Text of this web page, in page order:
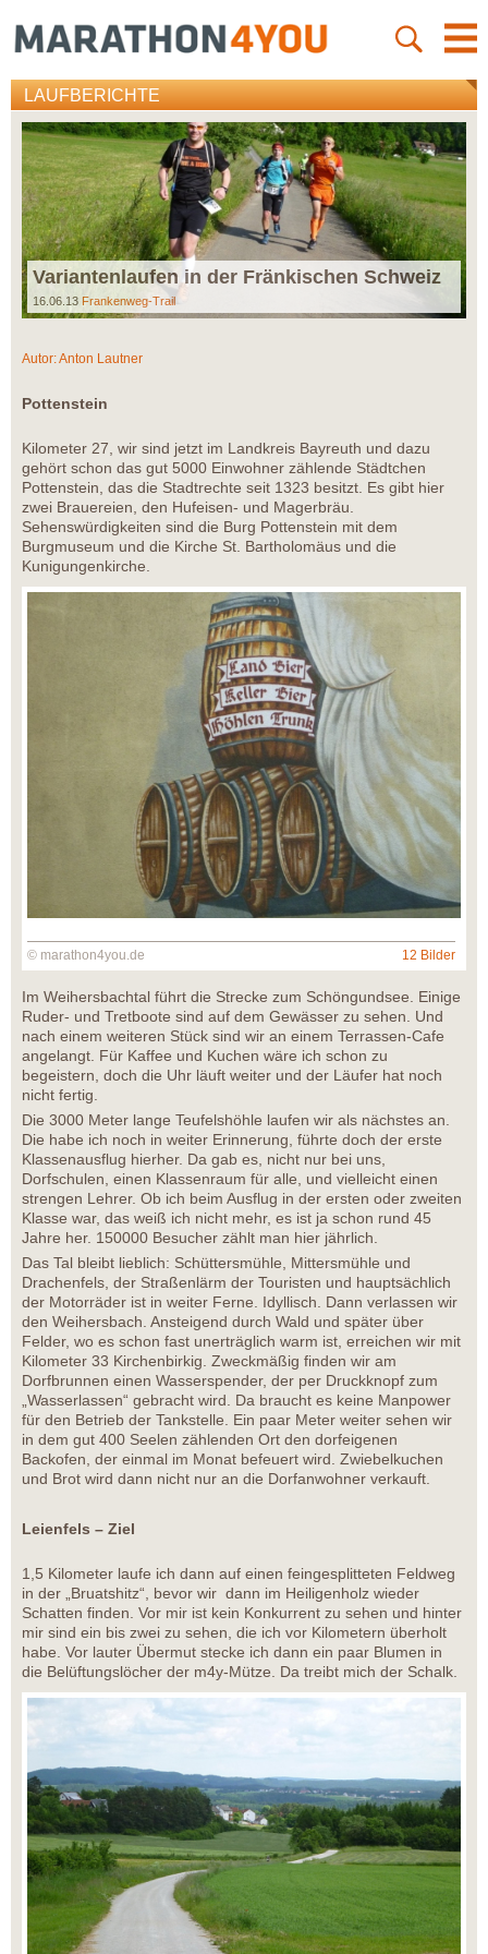
LAUFBERICHTE
Variantenlaufen in der Fränkischen Schweiz
16.06.13 Frankenweg-Trail
Autor:Anton Lautner
Pottenstein
Kilometer 27, wir sind jetzt im Landkreis Bayreuth und dazu
gehört schon das gut 5000 Einwohner zählende Städtchen
Pottenstein, das die Stadtrechte seit 1323 besitzt. Es gibt hier
zwei Brauereien, den Hufeisen- und Magerbräu.
Sehenswürdigkeiten sind die Burg Pottenstein mit dem
Burgmuseum und die Kirche St. Bartholomäus und die
Kunigungenkirche.
© marathon4you.de 12 Bilder
Im Weihersbachtal führt die Strecke zum Schöngundsee. Einige
Ruder- und Tretboote sind auf dem Gewässer zu sehen. Und
nach einem weiteren Stück sind wir an einem Terrassen-Cafe
angelangt. Für Kaffee und Kuchen wäre ich schon zu
begeistern, doch die Uhr läuft weiter und der Läufer hat noch
nicht fertig.
Die 3000 Meter lange Teufelshöhle laufen wir als nächstes an.
Die habe ich noch in weiter Erinnerung, führte doch der erste
Klassenausflug hierher. Da gab es, nicht nur bei uns,
Dorfschulen, einen Klassenraum für alle, und vielleicht einen
strengen Lehrer. Ob ich beim Ausflug in der ersten oder zweiten
Klasse war, das weiß ich nicht mehr, es ist ja schon rund 45
Jahre her. 150000 Besucher zählt man hier jährlich.
Das Tal bleibt lieblich: Schüttersmühle, Mittersmühle und
Drachenfels, der Straßenlärm der Touristen und hauptsächlich
der Motorräder ist in weiter Ferne. Idyllisch. Dann verlassen wir
den Weihersbach. Ansteigend durch Wald und später über
Felder, wo es schon fast unerträglich warm ist, erreichen wir mit
Kilometer 33 Kirchenbirkig. Zweckmäßig finden wir am
Dorfbrunnen einen Wasserspender, der per Druckknopf zum
„Wasserlassen“ gebracht wird. Da braucht es keine Manpower
für den Betrieb der Tankstelle. Ein paar Meter weiter sehen wir
in dem gut 400 Seelen zählenden Ort den dorfeigenen
Backofen, der einmal im Monat befeuert wird. Zwiebelkuchen
und Brot wird dann nicht nur an die Dorfanwohner verkauft.
Leienfels – Ziel
1,5 Kilometer laufe ich dann auf einen feingesplitteten Feldweg
in der „Bruatshitz“, bevor wir dann im Heiligenholz wieder
Schatten finden. Vor mir ist kein Konkurrent zu sehen und hinter
mir sind ein bis zwei zu sehen, die ich vor Kilometern überholt
habe. Vor lauter Übermut stecke ich dann ein paar Blumen in
die Belüftungslöcher der m4y-Mütze. Da treibt mich der Schalk.